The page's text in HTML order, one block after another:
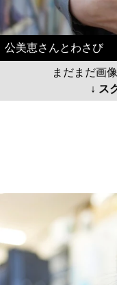
公美恵さんとわさび
まだまだ画
↓ ス